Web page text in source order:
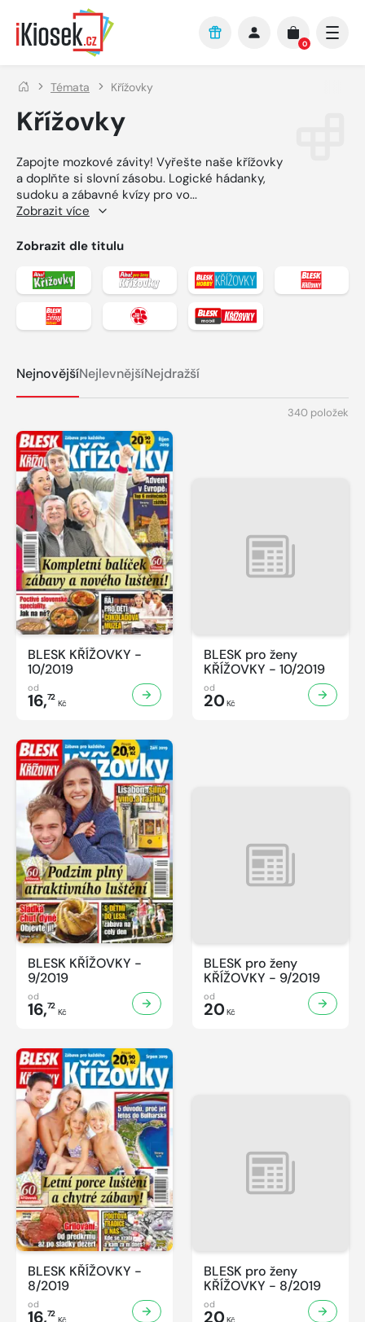
Přejít na hlavní obsah
0
Témata Křížovky
Křížovky
Zapojte mozkové závity! Vyřešte naše křížovky
a doplňte si slovní zásobu. Logické hádanky,
sudoku a zábavné kvízy pro vo...
Zobrazit více
Zobrazit dle titulu
Zobrazit detail titulu Aha! křížovky
Zobrazit detail titulu Aha! pro ženy
Zobrazit detail titulu
Zobrazit
Zobrazit detail titulu BLESK pro ženy křížovky
Zobrazit detail titulu BLESK tlapky
Zobrazit detail titulu
NejnovějšíNejlevnějšíNejdražší
340 položek
BLESK KŘÍŽOVKY -
10/2019
od
16,72
Kč
BLESK pro ženy
KŘÍŽOVKY - 10/2019
od
20Kč
BLESK KŘÍŽOVKY -
9/2019
od
16,72
Kč
BLESK pro ženy
KŘÍŽOVKY - 9/2019
od
20Kč
BLESK KŘÍŽOVKY -
8/2019
od
16,72
BLESK pro ženy
KŘÍŽOVKY - 8/2019
od
20